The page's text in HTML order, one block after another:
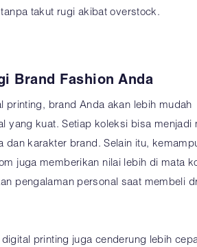
takut rugi akibat overstock.
Brand Fashion Anda
printing, brand Anda akan lebih mudah
yang kuat. Setiap koleksi bisa menjadi
dan karakter brand. Selain itu,
juga memberikan nilai lebih di mata
pengalaman personal saat membeli
printing juga cenderung lebih